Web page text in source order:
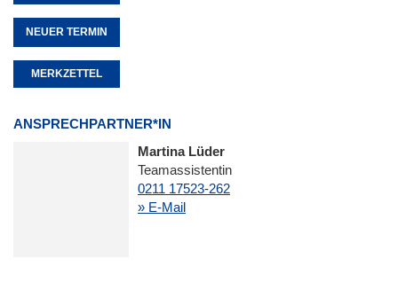
NEUER TERMIN
MERKZETTEL
ANSPRECHPARTNER*IN
Martina Lüder
Teamassistentin
0211 17523-262
» E-Mail